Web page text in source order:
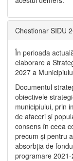
Chestionar SIDU
În perioada
elaborare a
2027 a
Documentul
obiectivele
municipiului, prin
de afaceri și
consens în ceea
precum și pentru
absorbția de
programare 2021-